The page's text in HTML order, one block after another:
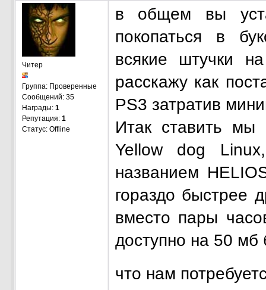
Читер
Группа: Проверенные
Сообщений: 35
Награды: 1
Репутация: 1
Статус: Offline
в общем вы
покопаться в
всякие штучки
расскажу как
PS3 затратив
Итак ставить мы
Yellow dog
названием
гораздо быстрее
вместо пары
доступно на 50 мб
что нам